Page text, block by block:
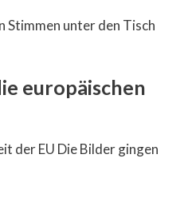
Stimmen unter den Tisch
europäischen
der EU Die Bilder gingen